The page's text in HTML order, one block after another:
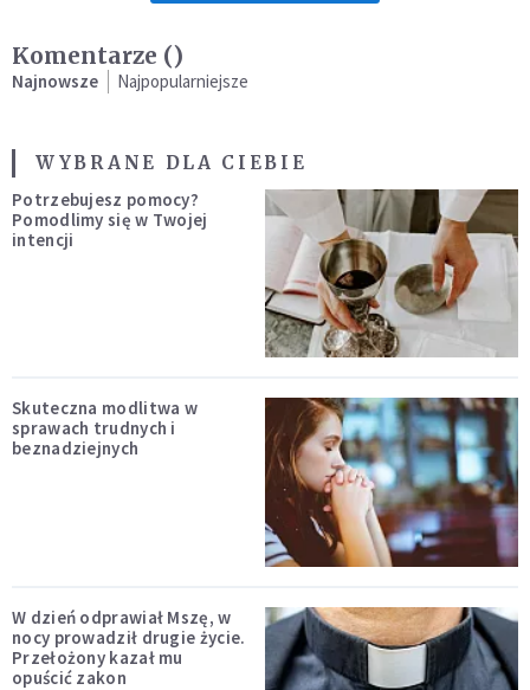
Komentarze ()
Najnowsze Najpopularniejsze
WYBRANE DLA CIEBIE
Potrzebujesz pomocy?
Pomodlimy się w Twojej
intencji
Skuteczna modlitwa w
sprawach trudnych i
beznadziejnych
W dzień odprawiał Mszę, w
nocy prowadził drugie życie.
Przełożony kazał mu
opuścić zakon